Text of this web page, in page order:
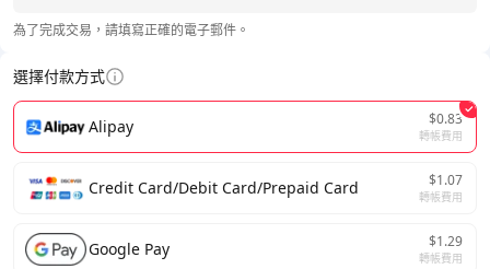
為了完成交易，請填寫正確的電子郵件。
選擇付款方式
Alipay $0.83
轉帳費用
Credit Card/Debit Card/Prepaid Card $1.07
轉帳費用
Google Pay $1.29
轉帳費用